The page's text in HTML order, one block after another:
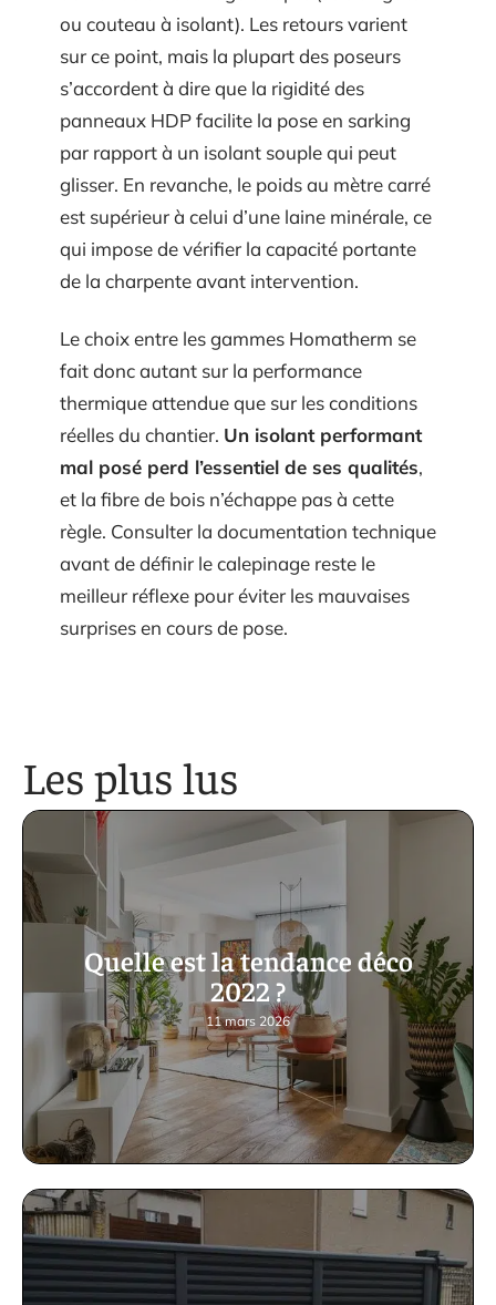
ou couteau à isolant). Les retours varient
sur ce point, mais la plupart des poseurs
s’accordent à dire que la rigidité des
panneaux HDP facilite la pose en sarking
par rapport à un isolant souple qui peut
glisser. En revanche, le poids au mètre carré
est supérieur à celui d’une laine minérale, ce
qui impose de vérifier la capacité portante
de la charpente avant intervention.
Le choix entre les gammes Homatherm se
fait donc autant sur la performance
thermique attendue que sur les conditions
réelles du chantier. Un isolant performant
mal posé perd l’essentiel de ses qualités,
et la fibre de bois n’échappe pas à cette
règle. Consulter la documentation technique
avant de définir le calepinage reste le
meilleur réflexe pour éviter les mauvaises
surprises en cours de pose.
Les plus lus
Quelle est la tendance déco
2022 ?
11 mars 2026